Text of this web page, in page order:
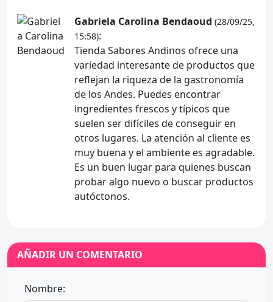
Gabriela Carolina Bendaoud (28/09/25,
15:58):
Tienda Sabores Andinos ofrece una
variedad interesante de productos que
reflejan la riqueza de la gastronomía
de los Andes. Puedes encontrar
ingredientes frescos y típicos que
suelen ser difíciles de conseguir en
otros lugares. La atención al cliente es
muy buena y el ambiente es agradable.
Es un buen lugar para quienes buscan
probar algo nuevo o buscar productos
autóctonos.
AÑADIR UN COMENTARIO
Nombre: